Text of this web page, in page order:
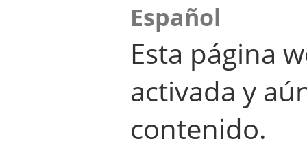
Español
Esta página
activada y
contenido.